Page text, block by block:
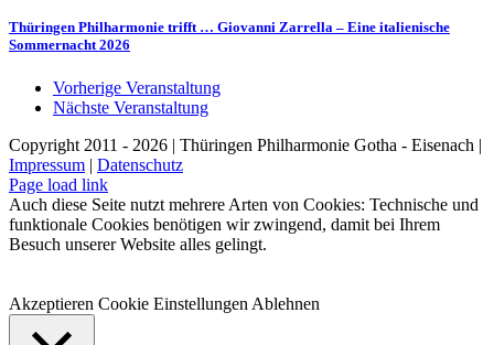
Thüringen Philharmonie trifft … Giovanni Zarrella – Eine italienische
Sommernacht 2026
Vorherige Veranstaltung
Nächste Veranstaltung
Copyright 2011 - 2026 | Thüringen Philharmonie Gotha - Eisenach |
Impressum | Datenschutz
Facebook
Instagram
WhatsApp
YouTube
E-
Mail
Telefon
Page load link
Auch diese Seite nutzt mehrere Arten von Cookies: Technische und
funktionale Cookies benötigen wir zwingend, damit bei Ihrem
Besuch unserer Website alles gelingt.
Akzeptieren Cookie Einstellungen Ablehnen